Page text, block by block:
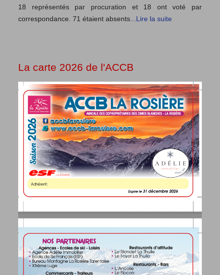
18 représentés par procuration et 18 ont voté par
correspondance. 71 étaient absents...Lire la suite
La carte 2026 de l'ACCB